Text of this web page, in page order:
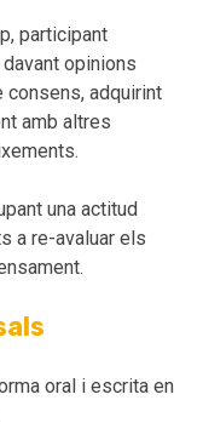
participant
opinions
adquirint
amb altres
una actitud
a re-avaluar els
oral i escrita en